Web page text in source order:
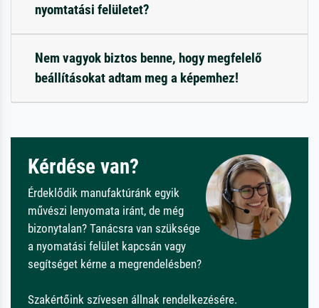
nyomtatási felületet?
Nem vagyok biztos benne, hogy megfelelő
beállításokat adtam meg a képemhez!
Kérdése van?
Érdeklődik manufaktúránk egyik
művészi lenyomata iránt, de még
bizonytalan? Tanácsra van szüksége
a nyomatási felület kapcsán vagy
segítséget kérne a megrendelésben?
Szakértőink szívesen állnak rendelkezésére.